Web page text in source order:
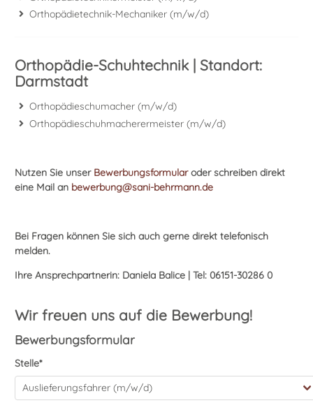
Orthopädietechnik-Mechaniker (m/w/d)
Orthopädie-Schuhtechnik | Standort:
Darmstadt
Orthopädieschumacher (m/w/d)
Orthopädieschuhmacherermeister (m/w/d)
Nutzen Sie unser Bewerbungsformularoder schreiben direkt
eine Mail an bewerbung@sani-behrmann.de
Bei Fragen können Sie sich auch gerne direkt telefonisch
melden.
Ihre Ansprechpartnerin: Daniela Balice | Tel: 06151-30286 0
Wir freuen uns auf die Bewerbung!
Bewerbungsformular
Stelle*